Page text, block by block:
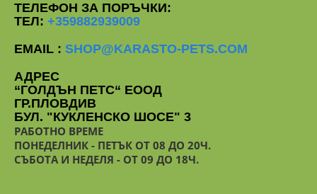
ТЕЛЕФОН ЗА ПОРЪЧКИ:
ТЕЛ: +359882939009
EMAIL : SHOP@KARASTO-PETS.COM
АДРЕС
“ГОЛДЪН ПЕТС“ ЕООД
ГР.ПЛОВДИВ
БУЛ. "КУКЛЕНСКО ШОСЕ" 3
РАБОТНО ВРЕМЕ
ПОНЕДЕЛНИК - ПЕТЪК ОТ 08 ДО 20Ч.
СЪБОТА И НЕДЕЛЯ - ОТ 09 ДО 18Ч.